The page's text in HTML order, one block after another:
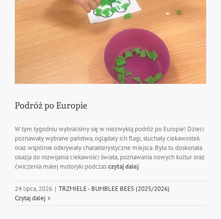
Podróż po Europie
W tym tygodniu wybraliśmy się w niezwykłą podróż po Europie! Dzieci
poznawały wybrane państwa, oglądały ich flagi, słuchały ciekawostek
oraz wspólnie odkrywały charakterystyczne miejsca. Była to doskonała
okazja do rozwijania ciekawości świata, poznawania nowych kultur oraz
ćwiczenia małej motoryki podczasczytaj dalej
24 lipca, 2026 | TRZMIELE - BUMBLEE BEES (2025/2026)
Czytaj dalej